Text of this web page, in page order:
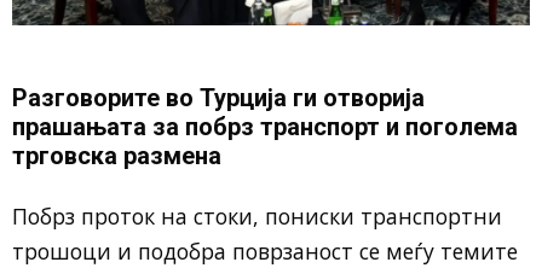
Разговорите во Турција ги отворија
прашањата за побрз транспорт и поголема
трговска размена
Побрз проток на стоки, пониски транспортни
трошоци и подобра поврзаност се меѓу темите